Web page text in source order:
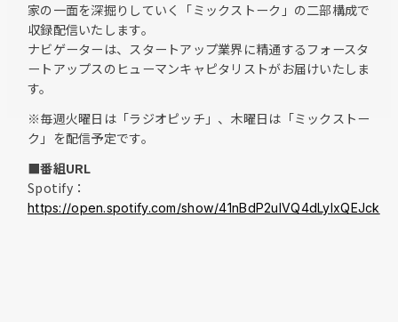
家の一面を深掘りしていく「ミックストーク」の二部構成で
収録配信いたします。
ナビゲーターは、スタートアップ業界に精通するフォースタ
ートアップスのヒューマンキャピタリストがお届けいたしま
す。
※毎週火曜日は「ラジオピッチ」、木曜日は「ミックストー
ク」を配信予定です。
■番組URL
Spotify：
https://open.spotify.com/show/41nBdP2ulVQ4dLylxQEJck